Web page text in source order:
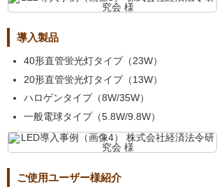
導入製品
40形直管蛍光灯タイプ（23W）
20形直管蛍光灯タイプ（13W）
ハロゲンタイプ（8W/35W）
一般電球タイプ（5.8W/9.8W）
ご使用ユーザー様紹介